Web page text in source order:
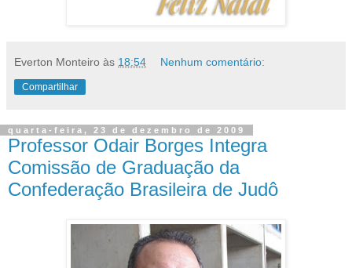
Everton Monteiro às 18:54 Nenhum comentário:
Compartilhar
quarta-feira, 23 de dezembro de 2009
Professor Odair Borges Integra
Comissão de Graduação da
Confederação Brasileira de Judô